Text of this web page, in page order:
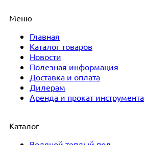
Меню
Главная
Каталог товаров
Новости
Полезная информация
Доставка и оплата
Дилерам
Аренда и прокат инструмента
Каталог